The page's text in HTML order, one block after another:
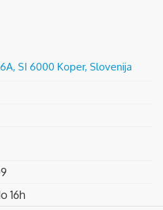
SI 6000 Koper, Slovenija
16h